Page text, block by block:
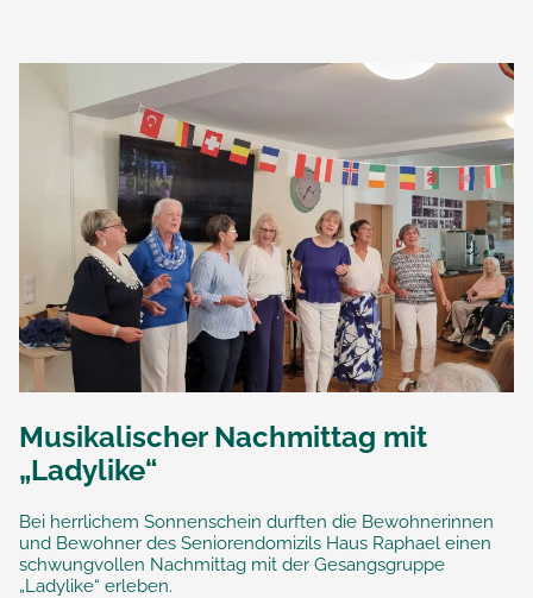
Musikalischer Nachmittag mit
„Ladylike“
Bei herrlichem Sonnenschein durften die Bewohnerinnen
und Bewohner des Seniorendomizils Haus Raphael einen
schwungvollen Nachmittag mit der Gesangsgruppe
„Ladylike“ erleben.